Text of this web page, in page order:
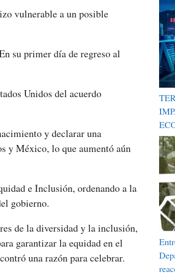
vulnerable a un posible
su primer día de regreso al
Unidos del acuerdo
y declarar una
y México, lo que aumentó aún
e Inclusión, ordenando a la
gobierno.
de la diversidad y la inclusión,
garantizar la equidad en el
una razón para celebrar.